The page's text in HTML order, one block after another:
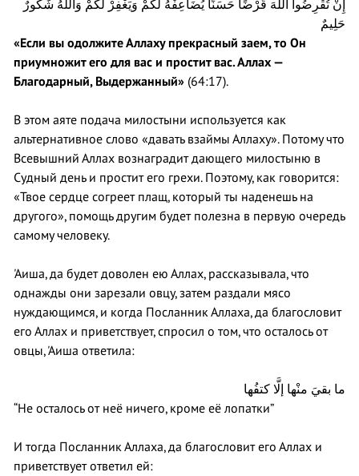
إِنْ تُقْرِضُوا اللهَ قَرْضًا حَسَنًا يُضَاعِفْهُ لَكُمْ وَيَغْفِرْ لَكُمْ وَاللهُ شَكُورٌ
حَلِيمٌ
«Если вы одолжите Аллаху прекрасный заем, то Он
приумножит его для вас и простит вас. Аллах —
Благодарный, Выдержанный» (64:17).
В этом аяте подача милостыни используется как
альтернативное слово «давать взаймы Аллаху». Потому что
Всевышний Аллах вознаградит дающего милостыню в
Судный день и простит его грехи. Поэтому, как говорится:
«Твое сердце согреет плащ, который ты наденешь на
другого», помощь другим будет полезна в первую очередь
самому человеку.
'Аиша, да будет доволен ею Аллах, рассказывала, что
однажды они зарезали овцу, затем раздали мясо
нуждающимся, и когда Посланник Аллаха, да благословит
его Аллах и приветствует, спросил о том, что осталось от
овцы, 'Аиша ответила:
ما بقيَ منْها إلَّا كتفُها
“Не осталось от неё ничего, кроме её лопатки”
И тогда Посланник Аллаха, да благословит его Аллах и
приветствует ответил ей: